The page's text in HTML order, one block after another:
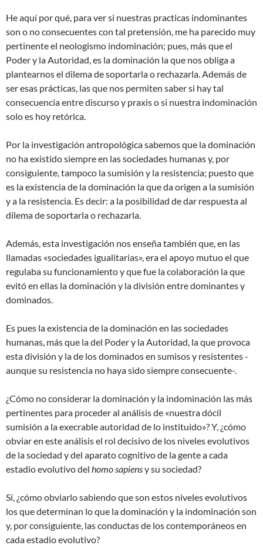
He aquí por qué, para ver si nuestras practicas indominantes
son o no consecuentes con tal pretensión, me ha parecido muy
pertinente el neologismo indominación; pues, más que el
Poder y la Autoridad, es la dominación la que nos obliga a
plantearnos el dilema de soportarla o rechazarla. Además de
ser esas prácticas, las que nos permiten saber si hay tal
consecuencia entre discurso y praxis o si nuestra indominación
solo es hoy retórica.
Por la investigación antropológica sabemos que la dominación
no ha existido siempre en las sociedades humanas y, por
consiguiente, tampoco la sumisión y la resistencia; puesto que
es la existencia de la dominación la que da origen a la sumisión
y a la resistencia. Es decir: a la posibilidad de dar respuesta al
dilema de soportarla o rechazarla.
Además, esta investigación nos enseña también que, en las
llamadas «sociedades igualitarias», era el apoyo mutuo el que
regulaba su funcionamiento y que fue la colaboración la que
evitó en ellas la dominación y la división entre dominantes y
dominados.
Es pues la existencia de la dominación en las sociedades
humanas, más que la del Poder y la Autoridad, la que provoca
esta división y la de los dominados en sumisos y resistentes -
aunque su resistencia no haya sido siempre consecuente-.
¿Cómo no considerar la dominación y la indominación las más
pertinentes para proceder al análisis de «nuestra dócil
sumisión a la execrable autoridad de lo instituido»? Y, ¿cómo
obviar en este análisis el rol decisivo de los niveles evolutivos
de la sociedad y del aparato cognitivo de la gente a cada
estadio evolutivo del homo sapiensy su sociedad?
Sí, ¿cómo obviarlo sabiendo que son estos niveles evolutivos
los que determinan lo que la dominación y la indominación son
y, por consiguiente, las conductas de los contemporáneos en
cada estadio evolutivo?